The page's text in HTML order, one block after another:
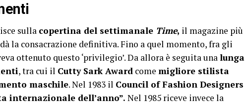
sulla copertina del settimanale Time, il magazine più
la consacrazione definitiva. Fino a quel momento, fra gli
ottenuto questo ‘privilegio’. Da allora è seguita unalunga
, tra cui il Cutty Sark Award come migliore stilista
maschile. Nel 1983 il Council of Fashion Designers
internazionale dell’anno”. Nel 1985 riceve invece la